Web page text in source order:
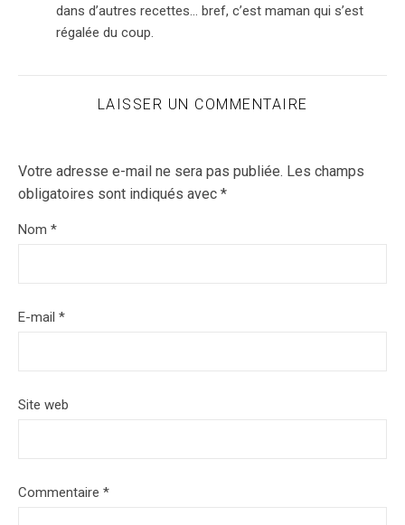
dans d’autres recettes… bref, c’est maman qui s’est
régalée du coup.
LAISSER UN COMMENTAIRE
Votre adresse e-mail ne sera pas publiée. Les champs
obligatoires sont indiqués avec *
Nom *
E-mail *
Site web
Commentaire *